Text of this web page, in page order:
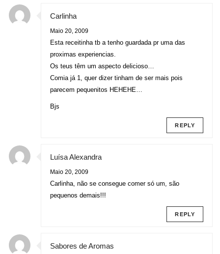
Carlinha
Maio 20, 2009
Esta receitinha tb a tenho guardada pr uma das
proximas experiencias.
Os teus têm um aspecto delicioso…
Comia já 1, quer dizer tinham de ser mais pois
parecem pequenitos HEHEHE…
Bjs
REPLY
Luísa Alexandra
Maio 20, 2009
Carlinha, não se consegue comer só um, são
pequenos demais!!!
REPLY
Sabores de Aromas